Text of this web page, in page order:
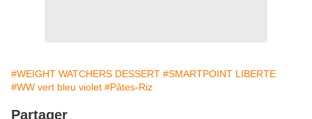
#WEIGHT WATCHERS DESSERT #SMARTPOINT LIBERTE
#WW vert bleu violet #Pâtes-Riz
Partager